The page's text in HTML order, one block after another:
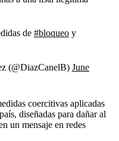
de #bloqueo y
(@DiazCanelB) June
coercitivas aplicadas
diseñadas para dañar al
un mensaje en redes